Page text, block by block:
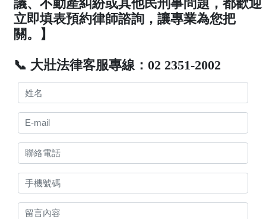
議、不動產糾紛或其他民刑事問題，都歡迎
立即填表預約律師諮詢，讓專業為您把
關。】
📞 大壯法律客服專線：02 2351-2002